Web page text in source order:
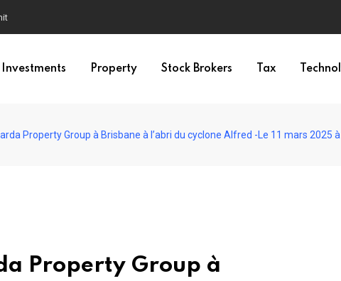
Investments Property Stock Brokers Tax
Property Group à Brisbane à l’abri du cyclone Alfred -Le 11 mars 2025
Property Group à